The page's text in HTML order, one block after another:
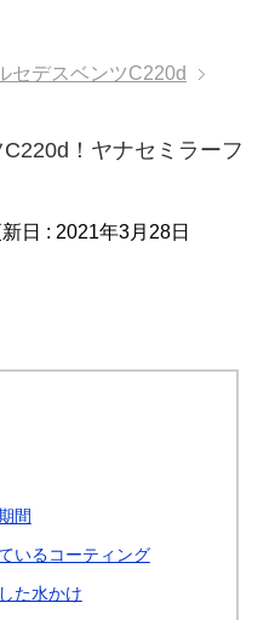
セデスベンツC220d
C220d！ヤナセミラーフ
日 : 2021年3月28日
間
いるコーティング
た水かけ